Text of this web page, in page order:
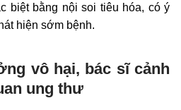
biệt bằng nội soi tiêu hóa, có ý
hiện sớm bệnh.
vô hại, bác sĩ cảnh
ung thư